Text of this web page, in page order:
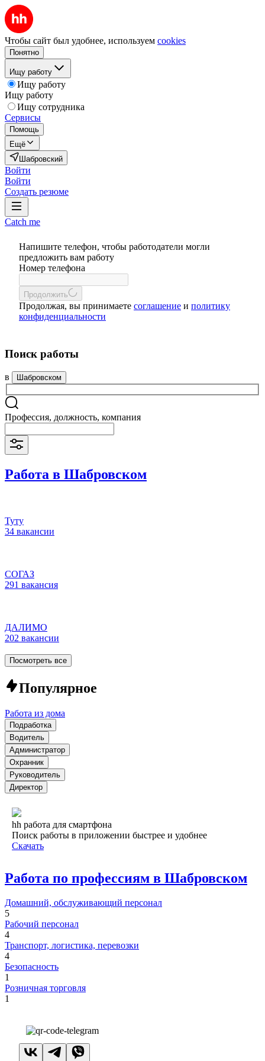
Чтобы сайт был удобнее, используем cookies
Понятно
Ищу работу
Ищу работу
Ищу работу
Ищу сотрудника
Сервисы
Помощь
Ещё
Шабровский
Войти
Войти
Создать резюме
Catch me
Напишите телефон, чтобы работодатели могли
предложить вам работу
Номер телефона
Продолжить
Продолжая, вы принимаете соглашение и политику
конфиденциальности
Поиск работы
в Шабровском
Профессия, должность, компания
Работа в Шабровском
Туту
34 вакансии
СОГАЗ
291 вакансия
ДАЛИМО
202 вакансии
Посмотреть все
Популярное
Работа из дома
Подработка
Водитель
Администратор
Охранник
Руководитель
Директор
hh работа для смартфона
Поиск работы в приложении быстрее и удобнее
Скачать
Работа по профессиям в Шабровском
Домашний, обслуживающий персонал
5
Рабочий персонал
4
Транспорт, логистика, перевозки
4
Безопасность
1
Розничная торговля
1